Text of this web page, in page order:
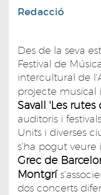
Redacció
Des de la seva
Festival de
intercultural de
projecte musical
Savall 'Les
auditoris i
Units i diverses
s'ha pogut veure
Grec de
Montgrí
dos concerts